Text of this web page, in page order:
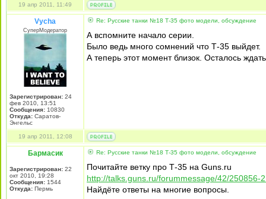
19 апр 2011, 11:49
Vycha
СуперМодератор
Зарегистрирован: 24
фев 2010, 13:51
Сообщения: 10830
Откуда: Саратов-
Энгельс
Re: Русские танки №18 Т-35 фото модели, обсуждение
А вспомните начало серии.
Было ведь много сомнений что Т-35 выйдет.
А теперь этот момент близок. Осталось
19 апр 2011, 12:08
Бармасик
Зарегистрирован: 22
окт 2010, 19:28
Сообщения: 1544
Откуда: Пермь
Re: Русские танки №18 Т-35 фото модели, обсуждение
Почитайте ветку про Т-35 на Guns.ru
http://talks.guns.ru/forummessage/42/250856-
Найдёте ответы на многие вопросы.